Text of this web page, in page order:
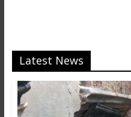
Latest News